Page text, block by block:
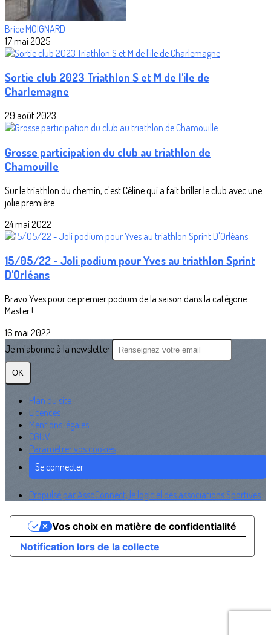
Brice MOIGNARD
17 mai 2025
Sortie club 2023 Triathlon S et M de l'ile de
Charlemagne
29 août 2023
Grosse participation du club au triathlon de
Chamouille
Sur le triathlon du chemin, c'est Céline qui a fait briller le club avec une
jolie première...
24 mai 2022
15/05/22 - Joli podium pour Yves au triathlon Sprint
D'Orléans
Bravo Yves pour ce premier podium de la saison dans la catégorie
Master !
16 mai 2022
Je m'abonne à la newsletter
OK
Plan du site
Licences
Mentions légales
CGUV
Paramétrer vos cookies
Se connecter
Propulsé par AssoConnect, le logiciel des associations Sportives
Notification lors de la collecte
Vos choix en matière de confidentialité